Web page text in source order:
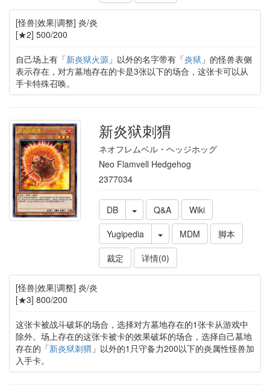
[怪兽|效果|调整] 炎/炎
[★2] 500/200
自己场上有「新炎狱火源」以外的名字带有「炎狱 」的怪兽表侧
表示存在，对方墓地存在的卡是3张以下的场合，这张卡可以从
手卡特殊召唤。
新炎狱刺猬
ネオフレムベル・ヘッジホッグ
Neo Flamvell Hedgehog
2377034
DB Q&A
Wiki
Yugipedia
MDM
脚本
裁定
详情(0)
[怪兽|效果|调整] 炎/炎
[★3] 800/200
这张卡被战斗破坏的场合，选择对方墓地存在的1张卡从游戏中
除外。场上存在的这张卡被卡的效果破坏的场合，选择自己墓地
存在的「新炎狱刺猬 」以外的1只守备力200以下的炎属性怪兽加
入手卡。